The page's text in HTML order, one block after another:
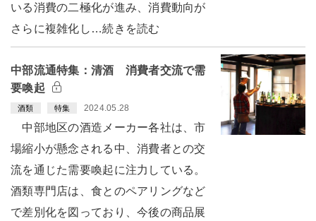
いる消費の二極化が進み、消費動向が
さらに複雑化し…続きを読む
中部流通特集：清酒 消費者交流で需
要喚起
酒類 特集 2024.05.28
中部地区の酒造メーカー各社は、市
場縮小が懸念される中、消費者との交
流を通じた需要喚起に注力している。
酒類専門店は、食とのペアリングなど
で差別化を図っており、今後の商品展